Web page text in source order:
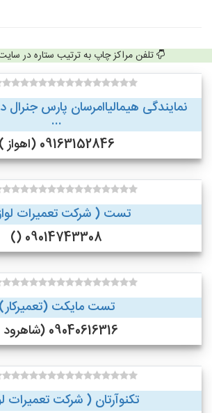
تلفن مراکز چاپ به ترتیب ستاره در سایت
نمایندگی هیمالیاامرسان پارس جنرال
...
09163152846 (اهواز )
تست ( شرکت تعمیرات
09014743308 ()
تست مایکت (تعمیرکار)
09040616316 (شاهرود )
تکنوآرتان ( شرکت تعمیرات